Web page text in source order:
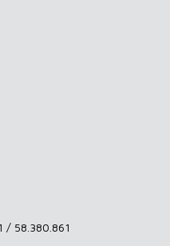
/ 58.380.861